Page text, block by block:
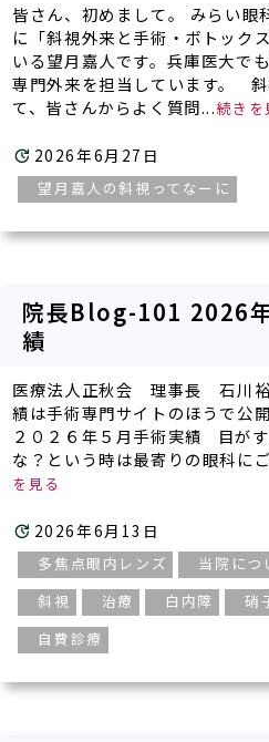
皆さん、初めまして。 みらい眼
に「斜視外来と手術・ボトック
いる望月嘉人です。兵庫医大で
専門外来を担当しています。
て、皆さんからよく質問...
2026年6月27日
望月嘉人の斜視ってなーに
院長Blog-101 2026
績
医療法人正秋会 理事長 石川
績は手術専門サイトのほうで公
２０２６年５月手術実績 目が
な？という時は最寄りの眼科に
2026年6月13日
多焦点眼内レンズ 当院につ
斜視
治療 白内障 硝
自費診療